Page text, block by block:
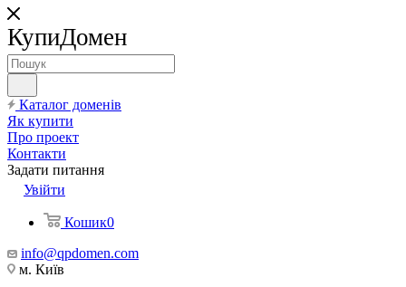
КупиДомен
Каталог доменів
Як купити
Про проект
Контакти
Задати питання
Увійти
Кошик0
info@qpdomen.com
м. Київ